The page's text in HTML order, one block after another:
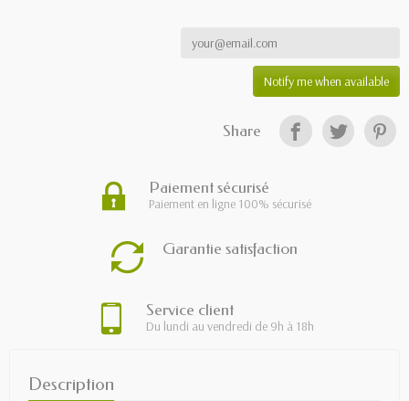
Notify me when available
Share
Paiement sécurisé
Paiement en ligne 100% sécurisé
Garantie satisfaction
Service client
Du lundi au vendredi de 9h à 18h
Description